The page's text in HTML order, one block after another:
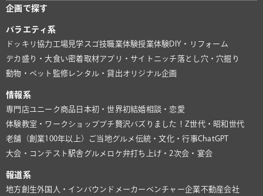
企画で探す
バラエティ系
ドッキリ協力 工場見学 スゴ技職業体験授業体験 DIY・リフォーム
デカ盛り・大食い密着取材アプリ・サイト ニッチ落とし穴・穴掘り
動物・ペット 監修 レンタル・貸出オリジナル企画
情報系
専門店ユニーク商品 日本初・世界初結婚相談・恋愛
体験教室・ワークショッププチ贅沢バズりました！ Z世代・昭和世代
老舗（創業100年以上）
ご当地グルメ 伝統・文化・行事ChatGPT
大会・コンテスト 駅舎グルメ ロケ弁打ち上げ・2次会・宴会
報道系
地方創生外国人・インバウンド メーカー ベンチャー企業不動産会社